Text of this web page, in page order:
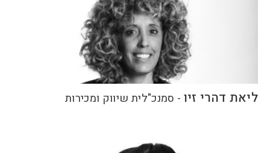
ליאת דהרי זיו - סמנכ"לית שיווק ומכירות